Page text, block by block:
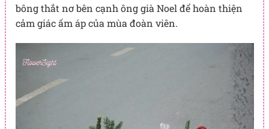
bông thắt nơ bên cạnh ông già Noel để hoàn thiện
cảm giác ấm áp của mùa đoàn viên.